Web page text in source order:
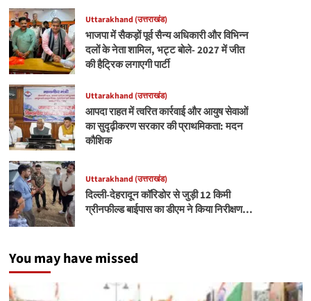
Uttarakhand (उत्तराखंड)
भाजपा में सैकड़ों पूर्व सैन्य अधिकारी और विभिन्न
दलों के नेता शामिल, भट्ट बोले- 2027 में जीत
की हैट्रिक लगाएगी पार्टी
Uttarakhand (उत्तराखंड)
आपदा राहत में त्वरित कार्रवाई और आयुष सेवाओं
का सुदृढ़ीकरण सरकार की प्राथमिकता: मदन
कौशिक
Uttarakhand (उत्तराखंड)
दिल्ली-देहरादून कॉरिडोर से जुड़ी 12 किमी
ग्रीनफील्ड बाईपास का डीएम ने किया निरीक्षण…
You may have missed